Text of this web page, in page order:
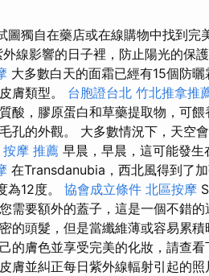
圖獨自在藥店或在線購物中找到完
線影響的日子裡，防止陽光的保
大多數白天的面霜已經有15個防曬
膚類型。 台胞證台北 竹北推拿推
酸，膠原蛋白和草藥提取物，可餵
孔的外觀。 大多數情況下，天空
按摩 推薦 早晨，早晨，這可能發
在Transdanubia，西北風得到了加
為12度。 協會成立條件 北區按摩
需要額外的蓋子，這是一個不錯的
的頭髮，但是當纖維薄或容易累
的膚色並享受完美的化妝，請查看
膚並糾正每日紫外線輻射引起的照